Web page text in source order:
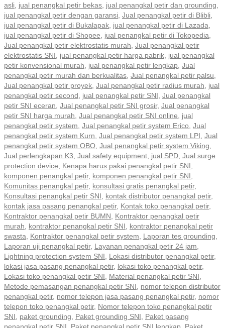
asli, jual penangkal petir bekas, jual penangkal petir dan grounding,
jual penangkal petir dengan garansi, Jual penangkal petir di Blibli,
jual penangkal petir di Bukalapak, jual penangkal petir di Lazada,
jual penangkal petir di Shopee, jual penangkal petir di Tokopedia,
Jual penangkal petir elektrostatis murah, Jual penangkal petir
elektrostatis SNI, jual penangkal petir harga pabrik, jual penangkal
petir konvensional murah, jual penangkal petir lengkap, Jual
penangkal petir murah dan berkualitas, Jual penangkal petir palsu,
Jual penangkal petir proyek, Jual penangkal petir radius murah, jual
penangkal petir second, jual penangkal petir SNI, Jual penangkal
petir SNI eceran, Jual penangkal petir SNI grosir, Jual penangkal
petir SNI harga murah, Jual penangkal petir SNI online, jual
penangkal petir system, Jual penangkal petir system Erico, Jual
penangkal petir system Kurn, Jual penangkal petir system LPI, Jual
penangkal petir system OBO, Jual penangkal petir system Viking,
Jual perlengkapan K3, Jual safety equipment, jual SPD, Jual surge
protection device, Kenapa harus pakai penangkal petir SNI,
komponen penangkal petir, komponen penangkal petir SNI,
Komunitas penangkal petir, konsultasi gratis penangkal petir,
Konsultasi penangkal petir SNI, kontak distributor penangkal petir,
kontak jasa pasang penangkal petir, Kontak toko penangkal petir,
Kontraktor penangkal petir BUMN, Kontraktor penangkal petir
murah, kontraktor penangkal petir SNI, kontraktor penangkal petir
swasta, Kontraktor penangkal petir system, Laporan tes grounding,
Laporan uji penangkal petir, Layanan penangkal petir 24 jam,
Lightning protection system SNI, Lokasi distributor penangkal petir,
lokasi jasa pasang penangkal petir, lokasi toko penangkal petir,
Lokasi toko penangkal petir SNI, Material penangkal petir SNI,
Metode pemasangan penangkal petir SNI, nomor telepon distributor
penangkal petir, nomor telepon jasa pasang penangkal petir, nomor
telepon toko penangkal petir, Nomor telepon toko penangkal petir
SNI, paket grounding, Paket grounding SNI, Paket pasang